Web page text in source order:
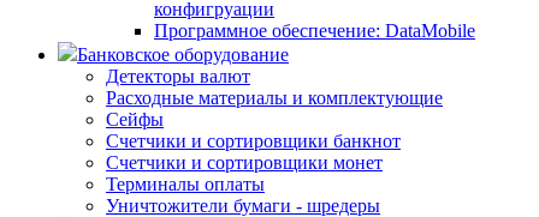
конфигруации
Программное обеспечение: DataMobile
Банковское оборудование
Детекторы валют
Расходные материалы и комплектующие
Сейфы
Счетчики и сортировщики банкнот
Счетчики и сортировщики монет
Терминалы оплаты
Уничтожители бумаги - шредеры